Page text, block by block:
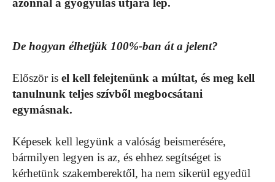
azonnal a gyógyulás útjára lép.
De hogyan élhetjük 100%-ban át a jelent?
Először is el kell felejtenünk a múltat, és meg kell
tanulnunk teljes szívből megbocsátani
egymásnak.
Képesek kell legyünk a valóság beismerésére,
bármilyen legyen is az, és ehhez segítséget is
kérhetünk szakemberektől, ha nem sikerül egyedül